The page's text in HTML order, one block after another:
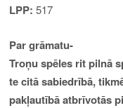
LPP: 517
Par grāmatu-
Troņu spēles rit pilnā
te citā sabiedrībā,
pakļautībā atbrīvotās